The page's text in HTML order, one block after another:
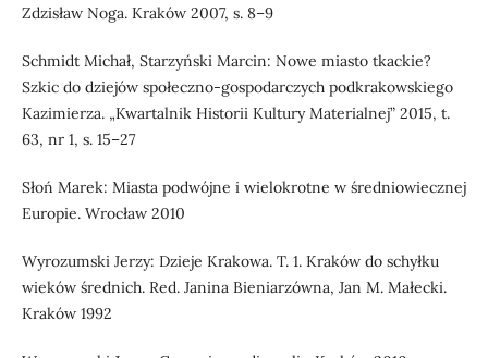
Zdzisław Noga. Kraków 2007, s. 8–9
Schmidt Michał, Starzyński Marcin: Nowe miasto tkackie?
Szkic do dziejów społeczno-gospodarczych podkrakowskiego
Kazimierza. „Kwartalnik Historii Kultury Materialnej” 2015, t.
63, nr 1, s. 15–27
Słoń Marek: Miasta podwójne i wielokrotne w średniowiecznej
Europie. Wrocław 2010
Wyrozumski Jerzy: Dzieje Krakowa. T. 1. Kraków do schyłku
wieków średnich. Red. Janina Bieniarzówna, Jan M. Małecki.
Kraków 1992